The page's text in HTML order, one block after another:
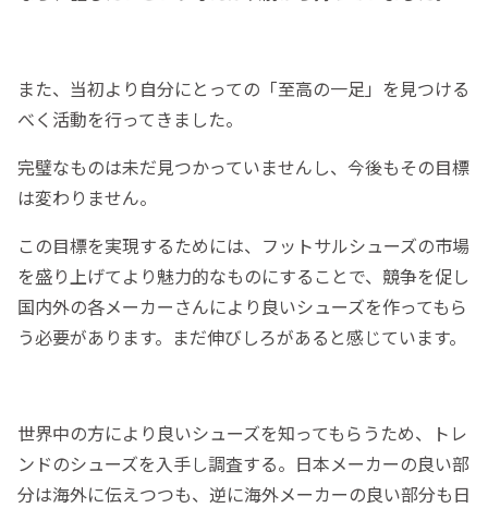
また、当初より自分にとっての「至高の一足」を見つける
べく活動を行ってきました。
完璧なものは未だ見つかっていませんし、今後もその目標
は変わりません。
この目標を実現するためには、フットサルシューズの市場
を盛り上げてより魅力的なものにすることで、競争を促し
国内外の各メーカーさんにより良いシューズを作ってもら
う必要があります。まだ伸びしろがあると感じています。
世界中の方により良いシューズを知ってもらうため、トレ
ンドのシューズを入手し調査する。日本メーカーの良い部
分は海外に伝えつつも、逆に海外メーカーの良い部分も日